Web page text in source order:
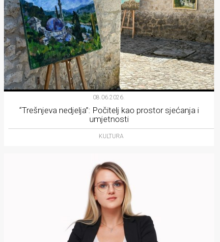
08.06.2026.
“Trešnjeva nedjelja”: Počitelj kao prostor sjećanja i
umjetnosti
KULTURA